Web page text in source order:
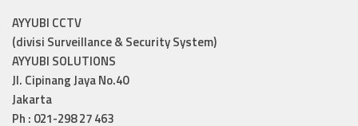
AYYUBI CCTV
(divisi Surveillance & Security System)
AYYUBI SOLUTIONS
Jl. Cipinang Jaya No.40
Jakarta
Ph : 021-298 27 463